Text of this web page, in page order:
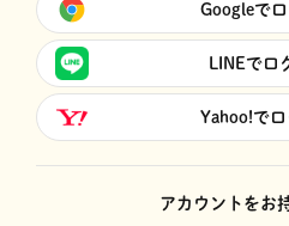
Googleで
LINEでロ
Yahoo!で
アカウントをお